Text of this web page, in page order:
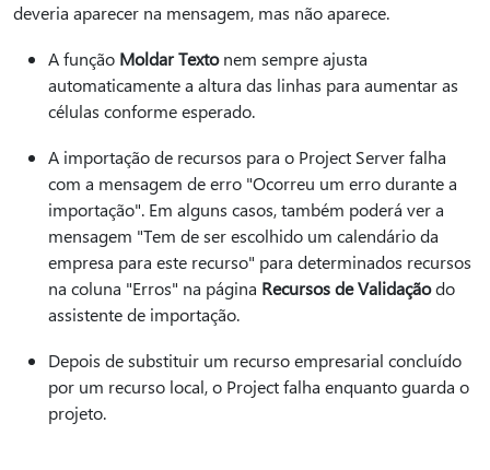
deveria aparecer na mensagem, mas não aparece.
A função Moldar Textonem sempre ajusta
automaticamente a altura das linhas para aumentar as
células conforme esperado.
A importação de recursos para o Project Server falha
com a mensagem de erro "Ocorreu um erro durante a
importação". Em alguns casos, também poderá ver a
mensagem "Tem de ser escolhido um calendário da
empresa para este recurso" para determinados recursos
na coluna "Erros" na página Recursos de Validaçãodo
assistente de importação.
Depois de substituir um recurso empresarial concluído
por um recurso local, o Project falha enquanto guarda o
projeto.